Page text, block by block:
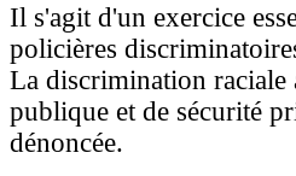
Il s'agit d'un exercice
policières
La discrimination raciale
publique et de sécurité
dénoncée.